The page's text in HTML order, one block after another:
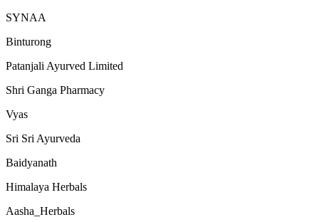
SYNAA
Binturong
Patanjali Ayurved Limited
Shri Ganga Pharmacy
Vyas
Sri Sri Ayurveda
Baidyanath
Himalaya Herbals
Aasha_Herbals